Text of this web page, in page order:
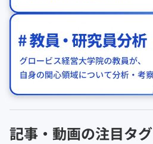
記事・動画の注目タグ